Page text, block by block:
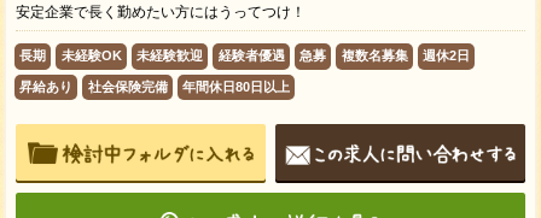
安定企業で長く勤めたい方にはうってつけ！
長期 未経験OK 未経験歓迎 経験者優遇 急募 複数名募集 週休2日
昇給あり 社会保険完備 年間休日80日以上